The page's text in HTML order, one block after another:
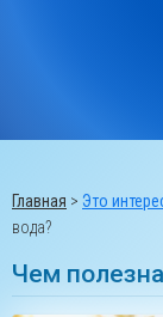
Главная > Это
вода?
Чем